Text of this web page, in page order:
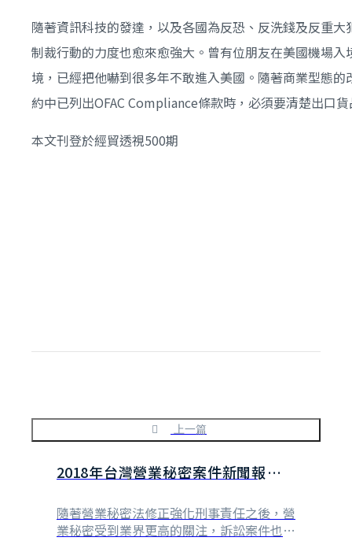
隨著資訊科技的發達，以及各國為反恐、反洗錢及反重
制裁行動的力度也愈來愈強大。曾有位朋友在美國機場
境，已經把他嚇到很多年不敢進入美國。隨著商業型態
約中已列出OFAC Compliance條款時，必須要清楚出口
本文刊登於經貿透視500期
上一篇
2018年台灣營業秘密案件新聞報導整
隨著營業秘密法修正強化刑事責任之後，營
業秘密受到業界更高的關注，訴訟案件也逐